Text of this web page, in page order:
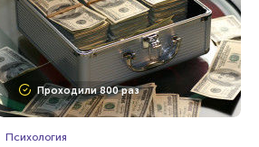
Проходили 800 раз
Психология